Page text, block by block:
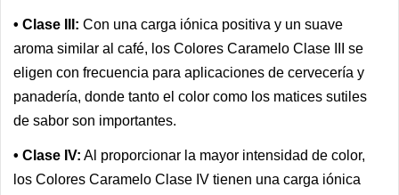
• Clase III: Con una carga iónica positiva y un suave
aroma similar al café, los Colores Caramelo Clase III se
eligen con frecuencia para aplicaciones de cervecería y
panadería, donde tanto el color como los matices sutiles
de sabor son importantes.
• Clase IV: Al proporcionar la mayor intensidad de color,
los Colores Caramelo Clase IV tienen una carga iónica